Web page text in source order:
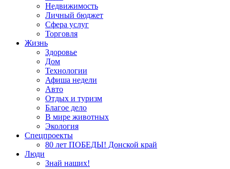
Недвижимость
Личный бюджет
Сфера услуг
Торговля
Жизнь
Здоровье
Дом
Технологии
Афиша недели
Авто
Отдых и туризм
Благое дело
В мире животных
Экология
Спецпроекты
80 лет ПОБЕДЫ! Донской край
Люди
Знай наших!